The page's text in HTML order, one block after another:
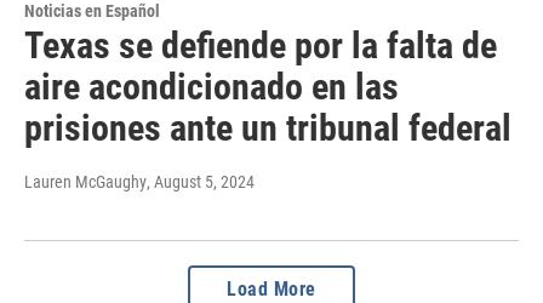
Noticias en Español
Texas se defiende por la falta de
aire acondicionado en las
prisiones ante un tribunal federal
Lauren McGaughy, August 5, 2024
Load More